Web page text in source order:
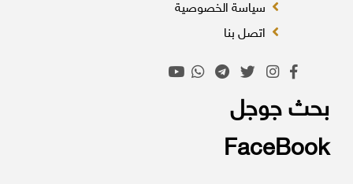
سياسة الخصوصية
اتصل بنا
بحث جوجل
FaceBook